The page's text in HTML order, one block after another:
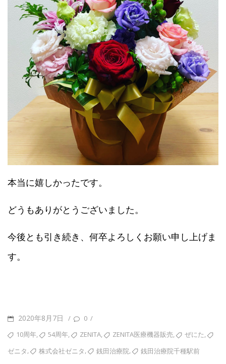
本当に嬉しかったです。
どうもありがとうございました。
今後とも引き続き、何卒よろしくお願い申し上げま
す。
POSTED
ON
2020年8月7日 / 0 /
TAGS10周年 54周年 ZENITA ZENITA医療機器販売 ぜにた
ゼニタ, 株式会社ゼニタ, 銭田治療院, 銭田治療院千種駅前